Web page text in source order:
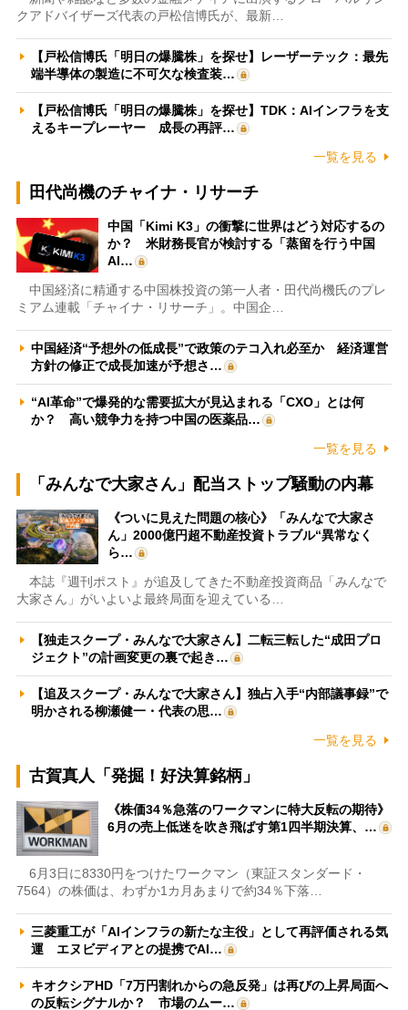
クアドバイザーズ代表の戸松信博氏が、最新…
【戸松信博氏「明日の爆騰株」を探せ】レーザーテック：最先
端半導体の製造に不可欠な検査装…
【戸松信博氏「明日の爆騰株」を探せ】TDK：AIインフラを支
えるキープレーヤー 成長の再評…
一覧を見る
田代尚機のチャイナ・リサーチ
中国「Kimi K3」の衝撃に世界はどう対応するの
か？ 米財務長官が検討する「蒸留を行う中国
AI…
中国経済に精通する中国株投資の第一人者・田代尚機氏のプレ
ミアム連載「チャイナ・リサーチ」。中国企…
中国経済“予想外の低成長”で政策のテコ入れ必至か 経済運営
方針の修正で成長加速が予想さ…
“AI革命”で爆発的な需要拡大が見込まれる「CXO」とは何
か？ 高い競争力を持つ中国の医薬品…
一覧を見る
「みんなで大家さん」配当ストップ騒動の内幕
《ついに見えた問題の核心》「みんなで大家さ
ん」2000億円超不動産投資トラブル“異常なく
ら…
本誌『週刊ポスト』が追及してきた不動産投資商品「みんなで
大家さん」がいよいよ最終局面を迎えている…
【独走スクープ・みんなで大家さん】二転三転した“成田プロ
ジェクト”の計画変更の裏で起き…
【追及スクープ・みんなで大家さん】独占入手“内部議事録”で
明かされる柳瀬健一・代表の思…
一覧を見る
古賀真人「発掘！好決算銘柄」
《株価34％急落のワークマンに特大反転の期待》
6月の売上低迷を吹き飛ばす第1四半期決算、…
6月3日に8330円をつけたワークマン（東証スタンダード・
7564）の株価は、わずか1カ月あまりで約34％下落…
三菱重工が「AIインフラの新たな主役」として再評価される気
運 エヌビディアとの提携でAI…
キオクシアHD「7万円割れからの急反発」は再びの上昇局面へ
の反転シグナルか？ 市場のムー…